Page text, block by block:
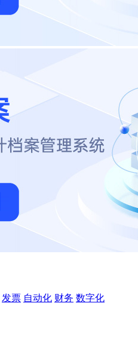
发票 自动化 财务 数字化